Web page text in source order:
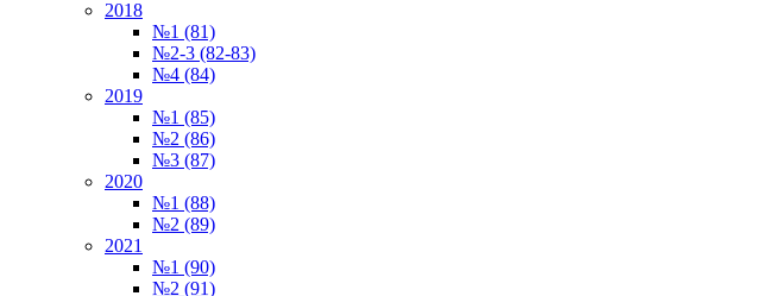
2018
№1 (81)
№2-3 (82-83)
№4 (84)
2019
№1 (85)
№2 (86)
№3 (87)
2020
№1 (88)
№2 (89)
2021
№1 (90)
№2 (91)